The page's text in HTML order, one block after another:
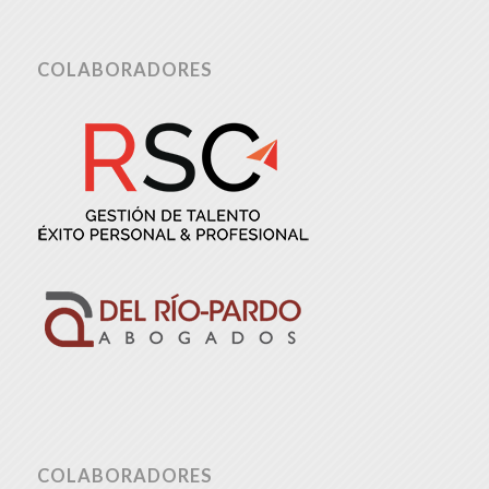
COLABORADORES
COLABORADORES